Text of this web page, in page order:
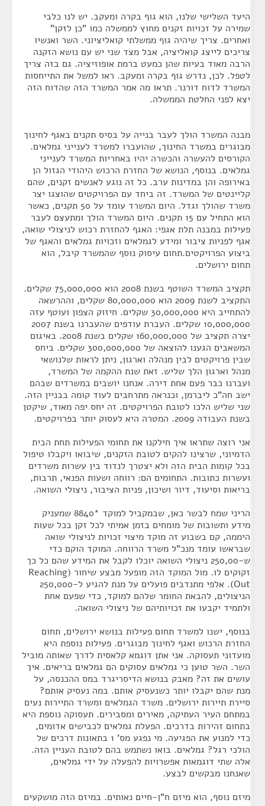
היעד השלישי שלנו, הוא גוף בקרה ומעקב. יש לנו כלבי
שמירה על זכויות זקנים מחוץ לממשלה כמו "כן לזקן"
ואחרים. צריך שיהיה גוף ממשלתי קואליציוני. השר ואנשיו
צריכים לייצג קואליציה, אבל מצד שני יש עם נושא הזקנה
הרבה מאוד בעיות שהן כמעט ברמת אופוזיציה. גם בזה צריך
לטפל. לכן, נדרש גוף בקרה ומעקב. ראו למשל את התייחסות
המשרד לדוח דורנר. תראו מה אמר המשרד הזה שהדוח הזה
יצא לפני החלטת הממשלה.
מבנה המשרד הולך לעבר בנייה על בסיס תקנים באגף לחינוך
מבוגרים במשרד החינוך, שהועברו למשרד לענייני גמלאים.
הקורסים להעשרה והכשרה יהיו באחריות המשרד לענייני
גמלאים. בנוסף, הנושא של החזרת הרכוש היהודי הגזול הן
באירופה והן במדינות ערב. כל זה נוגע לאנשים זקנים, שהם
קליינטים של המשרד. זה ביחד עם הפרויקטים שהוצגו יצר
משרד שהולך וגדל. היום המשרד עומד על 50 תקנים, כאשר
הוא התחיל עם 15 תקנים. היום המשרד הולך ומתעצם לעבר
פעילות במבנה תלת אגפי: האגף להחזרת רכוש לניצולי שואה,
אגף לפניות ציבור ומידע לגמלאים וזכויות גמלאים והאגף של
ביצוע הפרויקטים.תחום עיסוק נוסף שהמשרד קיבל, הוא
תחום ירושלים.
תקציב המשרד השוטף בשנת 2008 הוא 75,000,000 שקלים.
התקציב לשנת 2009 הוא 80,000,000 שקלים, וההרשאה
להתחייב היא 30,000,000 שקלים. חיזוק הצפון ועוטף עזה
10,000,000 שקלים. העברת עודפים שהעברנו בשנת 2007
יצרה תקציב של 160,000,000 שקלים בשנת 2008. באיגום
המשאבים הגענו להוצאה של 300,000,000 שקלים. ביחס
שבין פרויקטים לבין מנהלה וארגון, ניתן לראות שלנושאי
מנהל וארגון הלך שליש. זאת שנת ההקמה של המשרד,
ועברנו כבר פעם אחת דירה. אנחנו יושבים במשרדים שבהם
ישב חה"כ ליברמן, וכנראה מתרחבים לעוד קומה בבניין הזה.
שני שליש הלכו לטובת הפרויקטים. זה יחס יפה מאוד, שיקטן
בשנת העבודה 2009. המטרה היא לעסוק יותר בפרויקטים.
אני רוצה שתראו איך חילקנו את תחומי הפעילות תחת הבית
הדמיוני, שרצינו להקים לטובת הזקנים, שיבואו ויקבלו טיפול
בכל קומות הבית הזה ולא יצטרך לנדוד בין עשרות משרדים
ועשרות כתובות. התחומים הם: רווחה ושעות הפנאי, תרבות,
בריאות וסיעוד, דיור ושיכון, פניות הציבור, ניצולי השואה.
הריני שמח לבשר כאן, שבמקביל למוקד *8840 שמעניק
מידע ותשובות של מומחים בזמן אמיתי לכל זקן בכל שעות
היממה, קם בשבוע זה מוקד מיצוי זכויות לניצולי שואה
שבראשו עומד מנכ"ל משרד הרווחה. המוקד הוקם כדי
ש-250,00 ניצולי השואה יוכלו לקבל את המידע שהם כל כך
זקוקים לו. מול המוקד הזה מופעל מבצע שיחור (Reaching
Out). אלפי מתנדבים פועלים על מנת להגיע ל-250,000
הניצולים, להבאת החומר שלהם למוקד, כדי שפעם אחת
ולתמיד יקבעו את זכויותיהם של ניצולי השואה.
בנוסף, ישנו למשרד תחום פעילות בנושא ירושלים, תחום
החזרת הרכוש ואגף לחינוך מבוגרים. פעילות נוספת היא
מועדוני תעסוקה. אני אתן דוגמא קלאסית לדרך שאותה מוביל
השר. השר טוען כי גמלאים עסוקים הם גמלאים בריאים. איך
עושים את זה? מאבק בנושא הדיסריגרד במס ההכנסה, על
מנת שהם יקבלו יותר כשנעסיק אותם. במה נעסיק אותם?
סיירת תיירות ירושלים. משרד הגמלאים ומשרד התיירות נעים
במתחם העיר העתיקה, מאירים ומסבירים. תעסוקה נוספת היא
בתחום זהירות בדרכים. הפעלת גמלאים לכבישים אדומים,
כדי למנוע את הפגיעה. מי נפגע מס' 1 בתאונות דרכים של
הולכי רגל? גמלאים. בואו נשתמש בהם לטובת העניין הזה.
אלה שתי דוגמאות אפשרויות להפעלה על ידי גמלאים,
שאנחנו מבקשים לבצע.
מיזם נוסף, הוא מיזם ח"ן-חיים נאותים. במיזם הזה מושקעים